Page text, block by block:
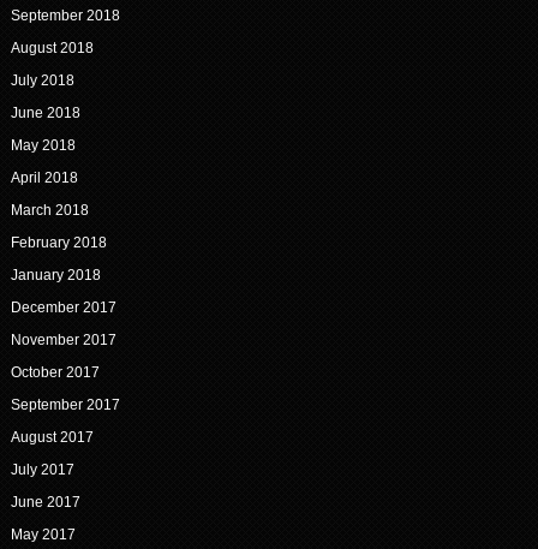
September 2018
August 2018
July 2018
June 2018
May 2018
April 2018
March 2018
February 2018
January 2018
December 2017
November 2017
October 2017
September 2017
August 2017
July 2017
June 2017
May 2017